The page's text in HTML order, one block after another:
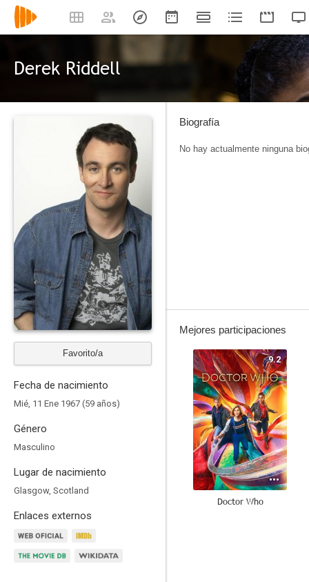
Derek Riddell
Favorito/a
Fecha de nacimiento
Mié, 11 Ene 1967 (59 años)
Género
Masculino
Lugar de nacimiento
Glasgow, Scotland
Enlaces externos
Biografía
No hay actualmente ninguna
Mejores participaciones
9.2
Doctor Who